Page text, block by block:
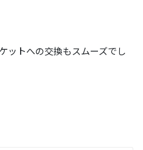
ットへの交換もスムーズでし